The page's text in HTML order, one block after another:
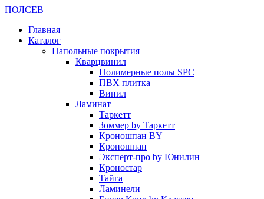
ПОЛСЕВ
Главная
Каталог
Напольные покрытия
Кварцвинил
Полимерные полы SPC
ПВХ плитка
Винил
Ламинат
Таркетт
Зоммер by Таркетт
Кроношпан BY
Кроношпан
Эксперт-про by Юнилин
Кроностар
Тайга
Ламинели